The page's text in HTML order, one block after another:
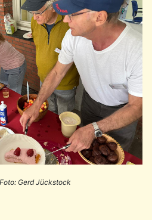
Gerd Jückstock